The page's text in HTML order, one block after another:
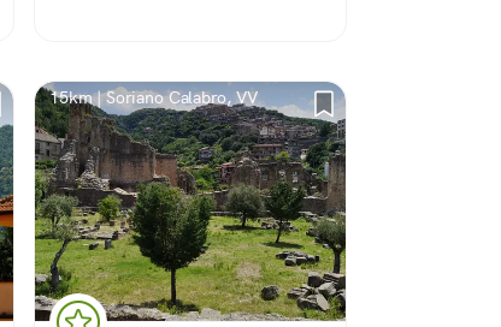
medievale.
15km | Soriano Calabro, VV